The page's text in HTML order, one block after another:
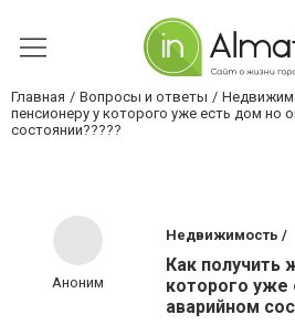
Главная Вопросы и ответы
пенсионеру у которого уже есть дом но
состоянии?????
Аноним
Недвижимость /
Как получить
которого уже
аварийном